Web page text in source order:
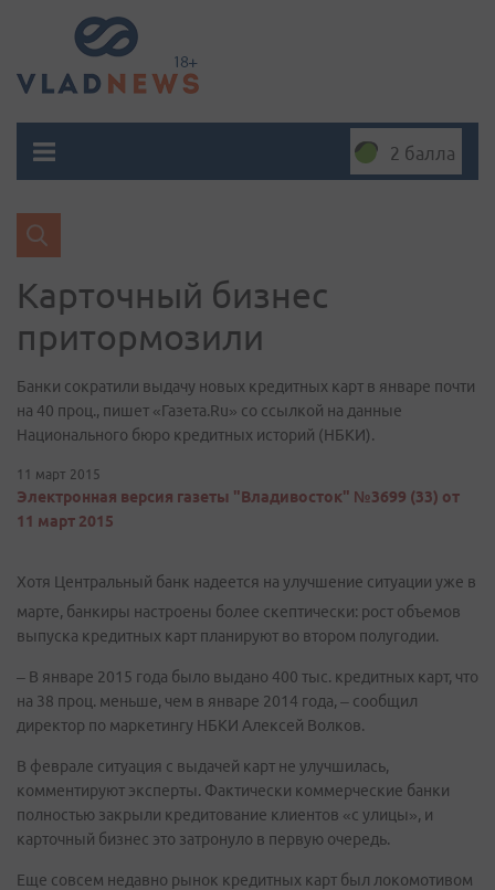
2 балла
Карточный бизнес
притормозили
Банки сократили выдачу новых кредитных карт в январе почти
на 40 проц., пишет «Газета.Ru» со ссылкой на данные
Национального бюро кредитных историй (НБКИ).
11 март 2015
Электронная версия газеты "Владивосток" №3699 (33) от
11 март 2015
Хотя Центральный банк надеется на улучшение ситуации уже в
марте, банкиры настроены более скептически: рост объемов
выпуска кредитных карт планируют во втором полугодии.
– В январе 2015 года было выдано 400 тыс. кредитных карт, что
на 38 проц. меньше, чем в январе 2014 года, – сообщил
директор по маркетингу НБКИ Алексей Волков.
В феврале ситуация с выдачей карт не улучшилась,
комментируют эксперты. Фактически коммерческие банки
полностью закрыли кредитование клиентов «с улицы», и
карточный бизнес это затронуло в первую очередь.
Еще совсем недавно рынок кредитных карт был локомотивом